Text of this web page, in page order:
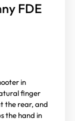
FDE
in
finger
the rear, and
the hand in